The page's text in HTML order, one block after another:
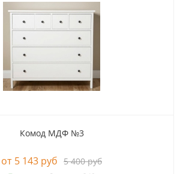
Комод МДФ №3
5 143 руб 5 400 руб